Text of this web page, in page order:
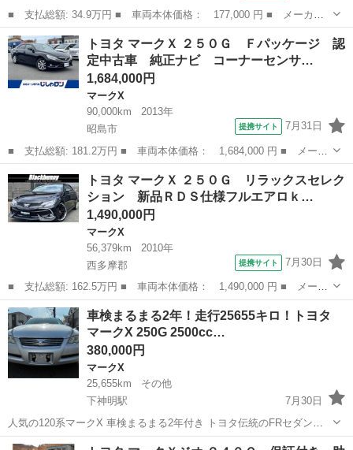
■ 支払総額: 34.9万円 ■ 車両本体価格： 177,000 円 ■ メーカー
名： トヨタ ■ 車種名： マークＸ ■ グレード名： ２５０Ｇ
リミテッド 特別仕様車 純正ＨＤＤナビ バックカメラ フルセグ
テレビ 電動...
埼玉 北葛飾郡 マークX
トヨタ マークＸ ２５０Ｇ Ｆパッケージ 認
定中古車 純正ナビ コーナーセンサ…
1,684,000円
マークX
90,000km
2013年
昭島市
提携サイト 7月31日
■ 支払総額: 181.2万円 ■ 車両本体価格： 1,684,000 円 ■ メーカ
ー名： トヨタ ■ 車種名： マークＸ ■ グレード名： ２５０
Ｇ Ｆパッケージ 認定中古車 純正ナビ コーナーセンサー ■ 排
気量： ...
東京 昭島市 マークX
トヨタ マークＸ ２５０Ｇ リラックスセレク
ション 新品ＲＤＳ仕様フルエアロｋ…
1,490,000円
マークX
56,379km
2010年
西多摩郡
提携サイト 7月30日
■ 支払総額: 162.5万円 ■ 車両本体価格： 1,490,000 円 ■ メーカ
ー名： トヨタ ■ 車種名： マークＸ ■ グレード名： ２５０
Ｇ リラックスセレクション 新品ＲＤＳ仕様フルエアロｋｉｔ／新
品３眼ＬＥ...
東京 西多摩郡 マークX
車検まるまる2年！走行25655キロ！トヨタ
マークX 250G 2500cc…
380,000円
マークX
25,655km
その他
下神明駅
7月30日
人気の120系マークX 車検まるまる2年付き トヨタ伝統のFRセダン。
V6エンジンならではの滑らかな走りと、高級感のある乗り味が魅力の
東京 品川区 下神明駅